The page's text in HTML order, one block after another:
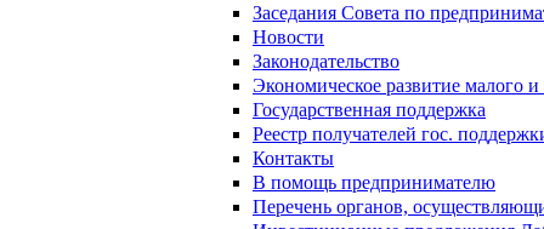
Заседания Совета по
Новости
Законодательство
Экономическое развитие малого и
Государственная поддержка
Реестр получателей гос.
Контакты
В помощь предпринимателю
Перечень органов,